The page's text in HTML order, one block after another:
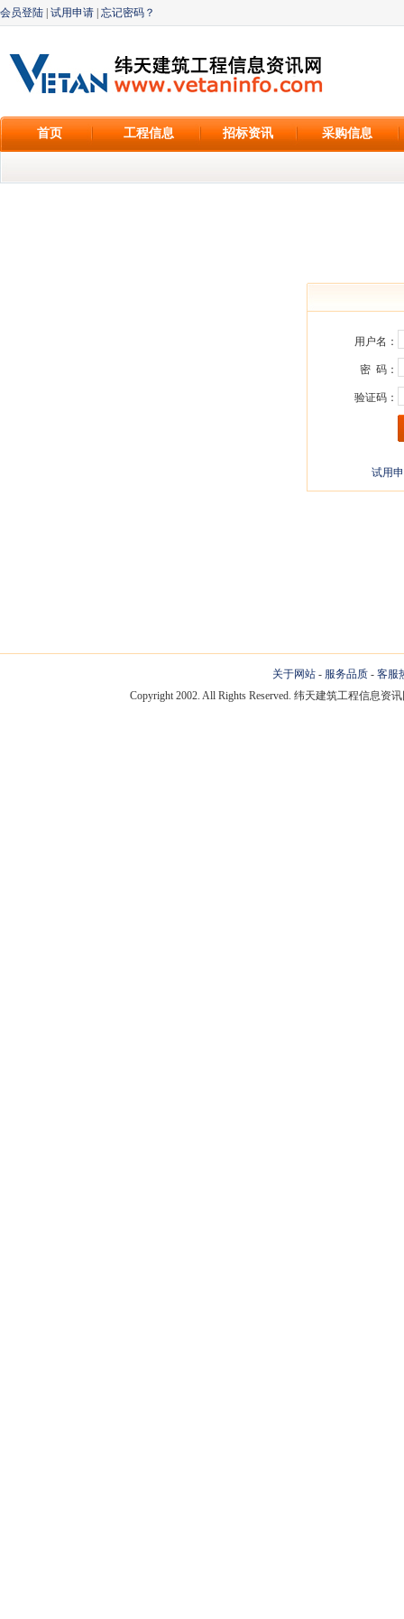
会员登陆 试用申请 忘记密码？
首页 工程信息 招标资讯 采购信息
用户名：
密 码：
验证码：
试用
关于网站 - 服务品质 - 客服
Copyright 2002. All Rights Reserved. 纬天建筑工程信息资